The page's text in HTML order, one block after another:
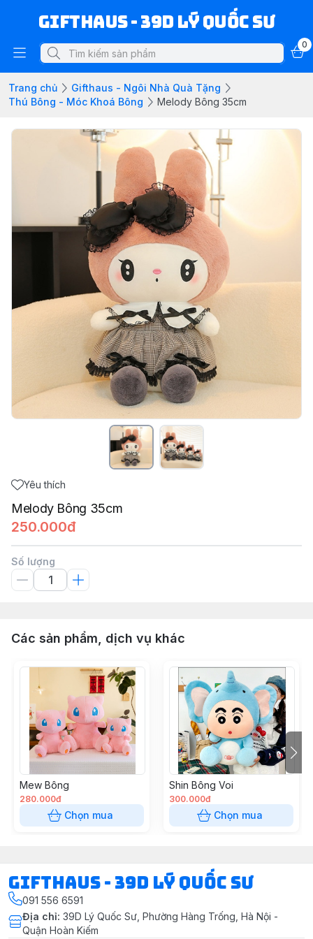
Gifthaus - 39D Lý Quốc Sư
0
Trang chủ
Gifthaus - Ngôi Nhà Quà Tặng
Thú Bông - Móc Khoá Bông
Melody Bông 35cm
Yêu thích
Melody Bông 35cm
250.000đ
Số lượng
Các sản phẩm, dịch vụ khác
Mew Bông
280.000đ
Chọn mua
Shin Bông Voi
300.000đ
Chọn mua
Gifthaus - 39D Lý Quốc Sư
091 556 6591
Địa chỉ: 39D Lý Quốc Sư, Phường Hàng Trống, Hà Nội -
Quận Hoàn Kiếm